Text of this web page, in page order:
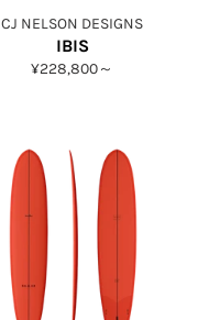
CJ NELSON DESIGNS
IBIS
¥228,800～